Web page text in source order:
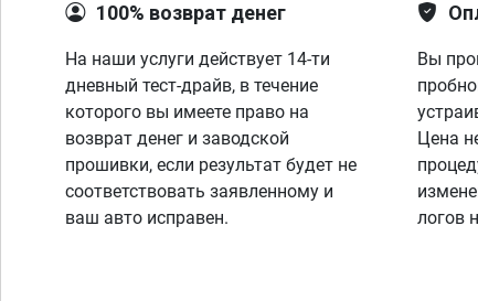
100% возврат денег
На наши услуги действует 14-ти
дневный тест-драйв, в течение
которого вы имеете право на
возврат денег и заводской
прошивки, если результат будет не
соответствовать заявленному и
ваш авто исправен.
Вы
Цена
логов